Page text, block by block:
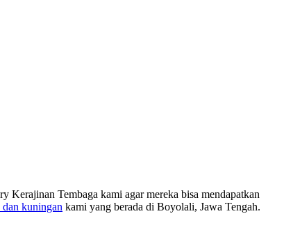
Kerajinan Tembaga kami agar mereka bisa mendapatkan
dan kuningan kami yang berada di Boyolali, Jawa Tengah.